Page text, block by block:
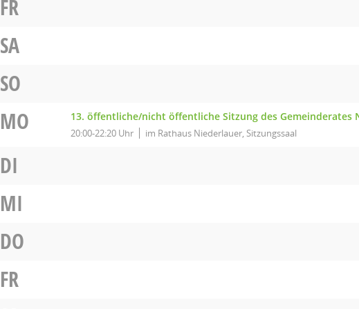
FR
SA
SO
MO 13. öffentliche/nicht öffentliche Sitzung des Gemeinderates
20:00-22:20 Uhr im Rathaus Niederlauer, Sitzungssaal
DI
MI
DO
FR